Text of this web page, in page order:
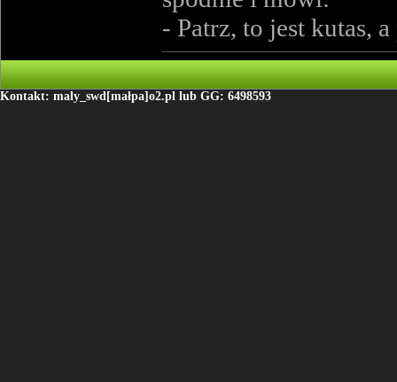
- Patrz, to jest kutas,
Kontakt: maly_swd[małpa]o2.pl lub GG: 6498593